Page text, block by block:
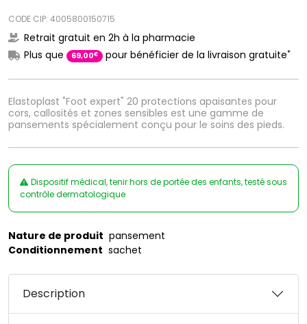
Elastoplast "Foot expert" 20 protections apaisantes pour
cors, callosités et zones sensibles est une gamme de
pansements spécialement conçu pour le soins des pieds.
CODE CIP: 4005800150715
Retrait gratuit en 2h à la pharmacie
Plus que
69,00€ pour bénéficier de la livraison gratuite*
Dispositif médical, tenir hors de portée des enfants, testé sous
contrôle dermatologique
Nature de produit pansement
Conditionnement sachet
Description